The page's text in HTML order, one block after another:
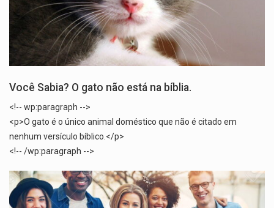
Você Sabia? O gato não está na bíblia.
<!-- wp:paragraph -->
<p>O gato é o único animal doméstico que não é citado em
nenhum versículo bíblico.</p>
<!-- /wp:paragraph -->